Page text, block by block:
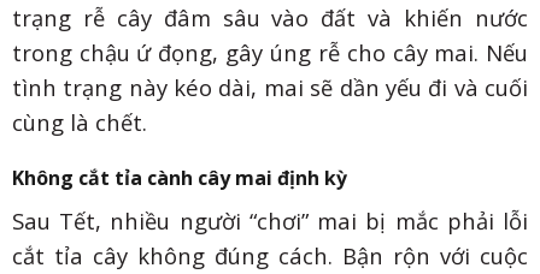
trạng rễ cây đâm sâu vào đất và khiến nước
trong chậu ứ đọng, gây úng rễ cho cây mai. Nếu
tình trạng này kéo dài, mai sẽ dần yếu đi và cuối
cùng là chết.
Không cắt tỉa cành cây mai định kỳ
Sau Tết, nhiều người “chơi” mai bị mắc phải lỗi
cắt tỉa cây không đúng cách. Bận rộn với cuộc